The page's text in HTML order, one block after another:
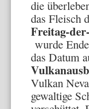
die
das Fleisch
Freitag-
wurde
das Datum
Vulkan
gewaltige